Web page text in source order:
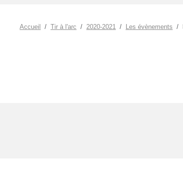
Accueil Tir à l'arc 2020-2021 Les évènements